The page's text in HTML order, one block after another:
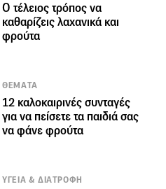
Ο τέλειος τρόπος να
καθαρίζεις λαχανικά και
φρούτα
ΘΕΜΑΤΑ
12 καλοκαιρινές συνταγές
για να πείσετε τα παιδιά σας
να φάνε φρούτα
ΥΓΕΙΑ & ΔΙΑΤΡΟΦΗ